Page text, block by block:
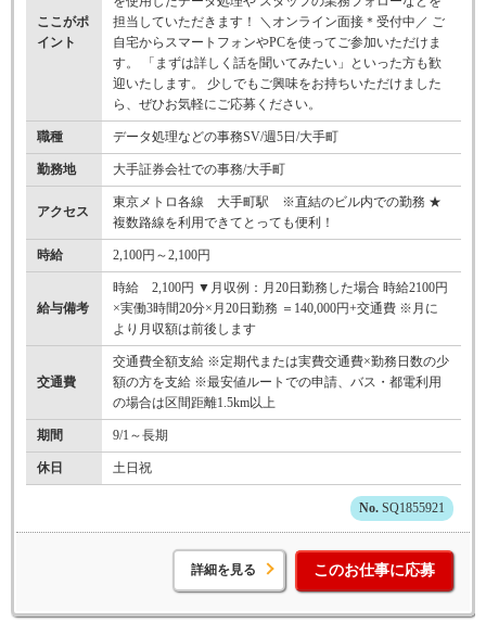
ここがポ
イント
担当していただきます！ ＼オンライン面接＊受付中／ ご
自宅からスマートフォンやPCを使ってご参加いただけま
す。 「まずは詳しく話を聞いてみたい」といった方も歓
迎いたします。 少しでもご興味をお持ちいただけました
ら、ぜひお気軽にご応募ください。
職種 データ処理などの事務SV/週5日/大手町
勤務地 大手証券会社での事務/大手町
アクセス
東京メトロ各線 大手町駅 ※直結のビル内での勤務 ★
複数路線を利用できてとっても便利！
時給 2,100円～2,100円
給与備考
時給 2,100円 ▼月収例：月20日勤務した場合 時給2100円
×実働3時間20分×月20日勤務 ＝140,000円+交通費 ※月に
より月収額は前後します
交通費
交通費全額支給 ※定期代または実費交通費×勤務日数の少
額の方を支給 ※最安値ルートでの申請、バス・都電利用
の場合は区間距離1.5km以上
期間 9/1～長期
休日 土日祝
SQ1855921
詳細を見る このお仕事に応募